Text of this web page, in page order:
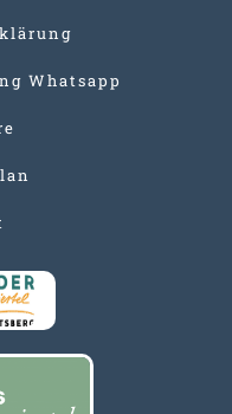
Whatsapp